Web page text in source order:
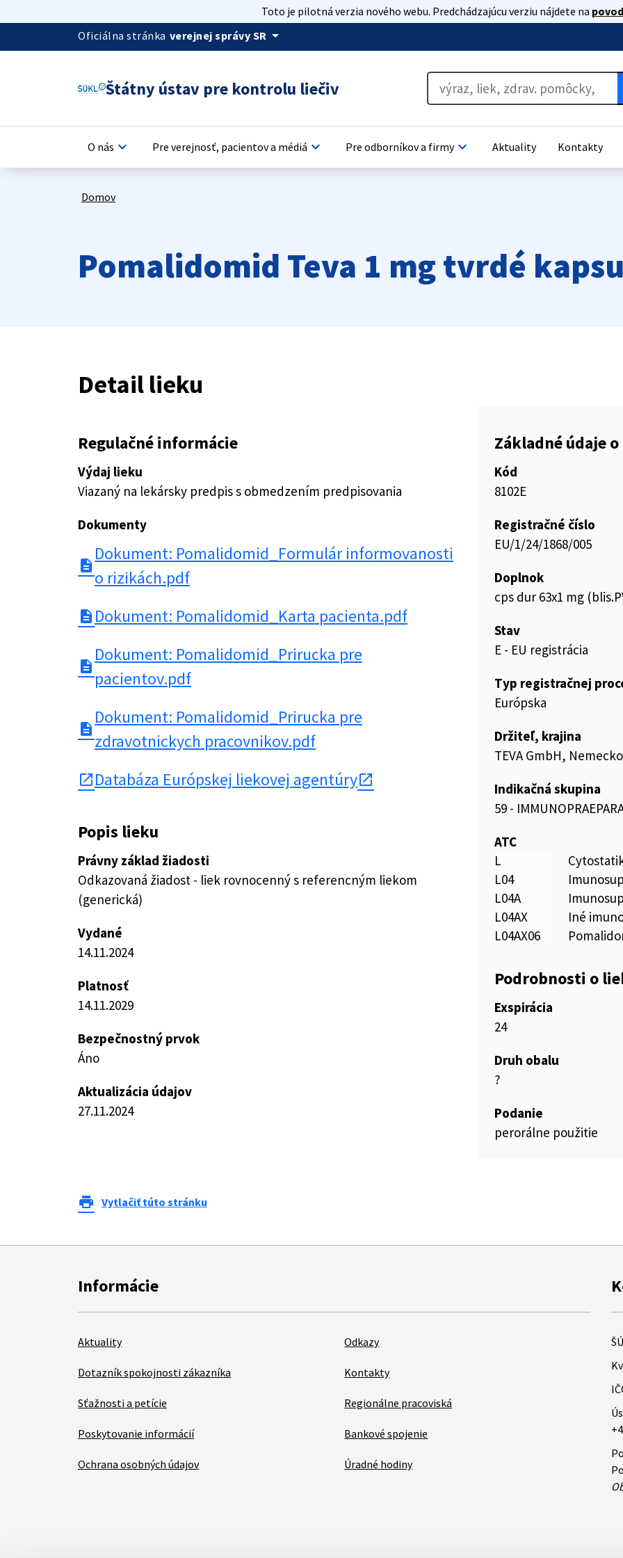
Toto je pilotná verzia nového webu. Predchádzajúcu verziu nájdete na
Oficiálna stránka verejnej správy SR arrow_drop_down
Štátny ústav pre kontrolu liečiv
O nás keyboard_arrow_down Pre verejnosť, pacientov a médiá keyboard_arrow_down Pre odborníkov a firmykeyboard_arrow_down Aktuality Kontakty
Domov
Pomalidomid Teva 1 mg tvrdé
Detail lieku
Regulačné informácie
Výdaj lieku
Viazaný na lekársky predpis s obmedzením predpisovania
Dokumenty
description
Dokument: Pomalidomid_Formulár informovanosti
o rizikách.pdf
description Dokument: Pomalidomid_Karta pacienta.pdf
description
Dokument: Pomalidomid_Prirucka pre
pacientov.pdf
description
Dokument: Pomalidomid_Prirucka pre
zdravotnickych pracovnikov.pdf
open_in_new Databáza Európskej liekovej agentúry
Popis lieku
Právny základ žiadosti
Odkazovaná žiadost - liek rovnocenný s referencným liekom
(generická)
Vydané
14.11.2024
Platnosť
14.11.2029
Bezpečnostný prvok
Áno
Aktualizácia údajov
27.11.2024
Základné údaje
Kód
8102E
Registračné číslo
EU/1/24/1868/005
Doplnok
cps dur 63x1 mg
Stav
E - EU registrácia
Typ registračnej
Európska
Držiteľ, krajina
TEVA GmbH, Nemecko
Indikačná skupina
59 -
ATC
L
L04
L04A
L04AX
Iné
L04AX06
Podrobnosti o
Exspirácia
24
Druh obalu
?
Podanie
perorálne použitie
print Vytlačiť túto stránku
Informácie
Aktuality
Dotazník spokojnosti zákazníka
Sťažnosti a petície
Poskytovanie informácií
Ochrana osobných údajov
Odkazy
Kontakty
Regionálne pracoviská
Bankové spojenie
Úradné hodiny